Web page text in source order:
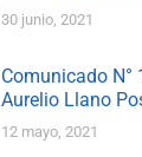
30 junio, 2021
Comunicado N°
Aurelio Llano
12 mayo, 2021